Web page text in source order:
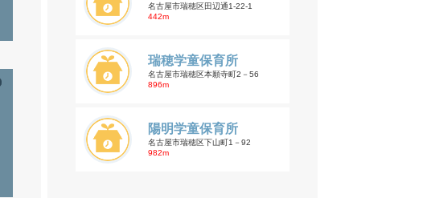
名古屋市瑞穂区田辺通1-22-1
442m
瑞穂学童保育所
名古屋市瑞穂区本願寺町2－56
896m
陽明学童保育所
名古屋市瑞穂区下山町1－92
982m